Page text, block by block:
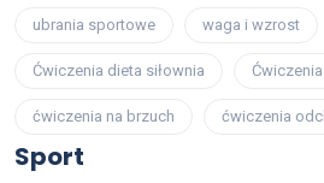
ubrania sportowe waga i wzrost
Ćwiczenia dieta siłownia
ćwiczenia na brzuch ćwiczenia
Sport